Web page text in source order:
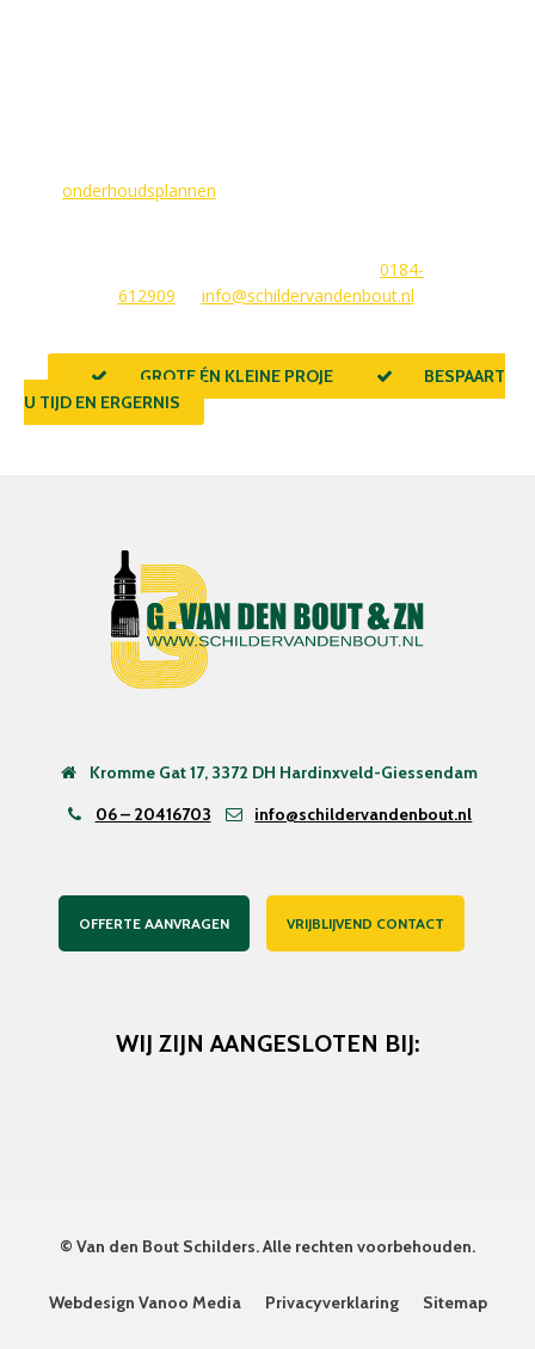
onderhoudsplannen
0184-
612909
info@schildervandenbout.nl
GROTE ÉN KLEINE PROJECTEN
BESPAART
U TIJD EN ERGERNIS
Kromme Gat 17, 3372 DH Hardinxveld-Giessendam
06 – 20416703
info@schildervandenbout.nl
OFFERTE AANVRAGEN VRIJBLIJVEND CONTACT
WIJ ZIJN AANGESLOTEN BIJ:
© Van den Bout Schilders. Alle rechten voorbehouden.
Webdesign Vanoo Media Privacyverklaring Sitemap